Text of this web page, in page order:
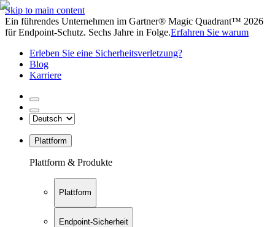
Skip to main content
Ein führendes Unternehmen im Gartner® Magic Quadrant™ 2026
für Endpoint-Schutz. Sechs Jahre in Folge.Erfahren Sie warum
Erleben Sie eine Sicherheitsverletzung?
Blog
Karriere
Plattform
Plattform & Produkte
Plattform
Endpoint-Sicherheit